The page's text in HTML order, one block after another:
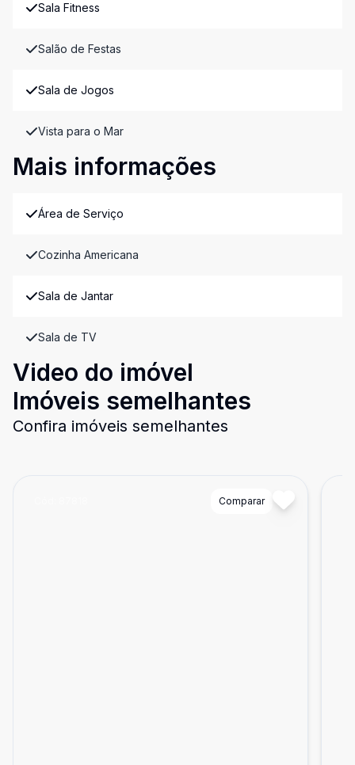
Sala Fitness
Salão de Festas
Sala de Jogos
Vista para o Mar
Mais informações
Área de Serviço
Cozinha Americana
Sala de Jantar
Sala de TV
Video do imóvel
Imóveis semelhantes
Confira imóveis semelhantes
Comparar